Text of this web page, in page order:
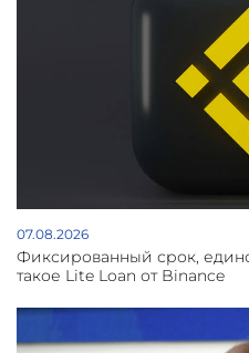
07.08.2026
Фиксированный срок,
такое Lite Loan от Binance